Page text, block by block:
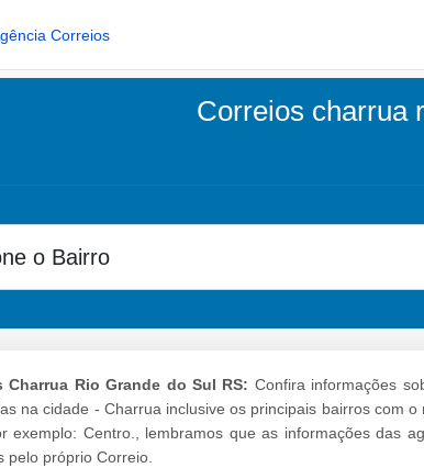
Correios charrua
Charrua Rio Grande do Sul RS: Confira informações
na cidade - Charrua inclusive os principais bairros com
exemplo: Centro., lembramos que as informações das
pelo próprio Correio.